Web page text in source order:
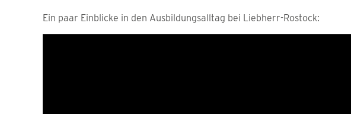
Ein paar Einblicke in den Ausbildungsalltag bei Liebherr-Rostock: